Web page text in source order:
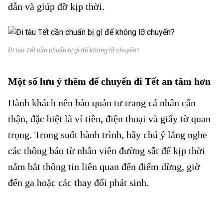
dẫn và giúp đỡ kịp thời.
Đi tàu Tết cần chuẩn bị gì để không lỡ chuyến?
Một số lưu ý thêm để chuyến đi Tết an tâm hơn
Hành khách nên bảo quản tư trang cá nhân cẩn
thận, đặc biệt là ví tiền, điện thoại và giấy tờ quan
trọng. Trong suốt hành trình, hãy chú ý lắng nghe
các thông báo từ nhân viên đường sắt để kịp thời
nắm bắt thông tin liên quan đến điểm dừng, giờ
đến ga hoặc các thay đổi phát sinh.